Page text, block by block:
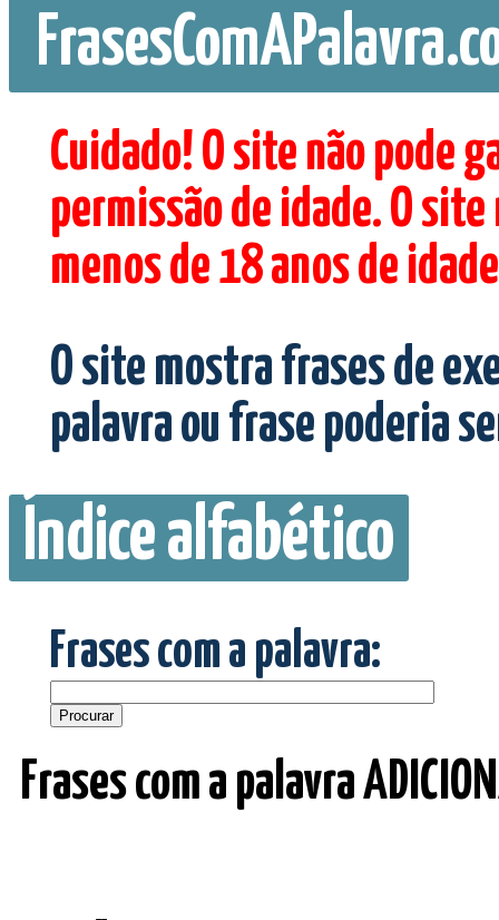
Cuidado! O site não pode
permissão de idade. O
menos de 18 anos de
O site mostra frases de
palavra ou frase poderia
Índice alfabético
Frases com a palavra:
Frases com a palavra